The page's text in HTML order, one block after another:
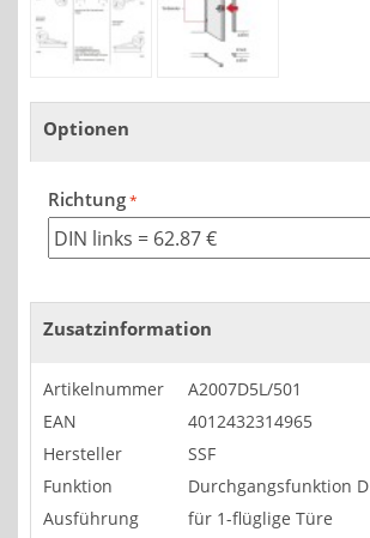
Optionen
Richtung
Zusatzinformation
Artikelnummer
A2007D5L/501
EAN
4012432314965
Hersteller
SSF
Funktion
Durchgangsfunktion D
Ausführung
für 1-flüglige Türe